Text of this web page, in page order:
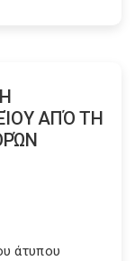
ΑΠΌ ΤΗ
άτυπου